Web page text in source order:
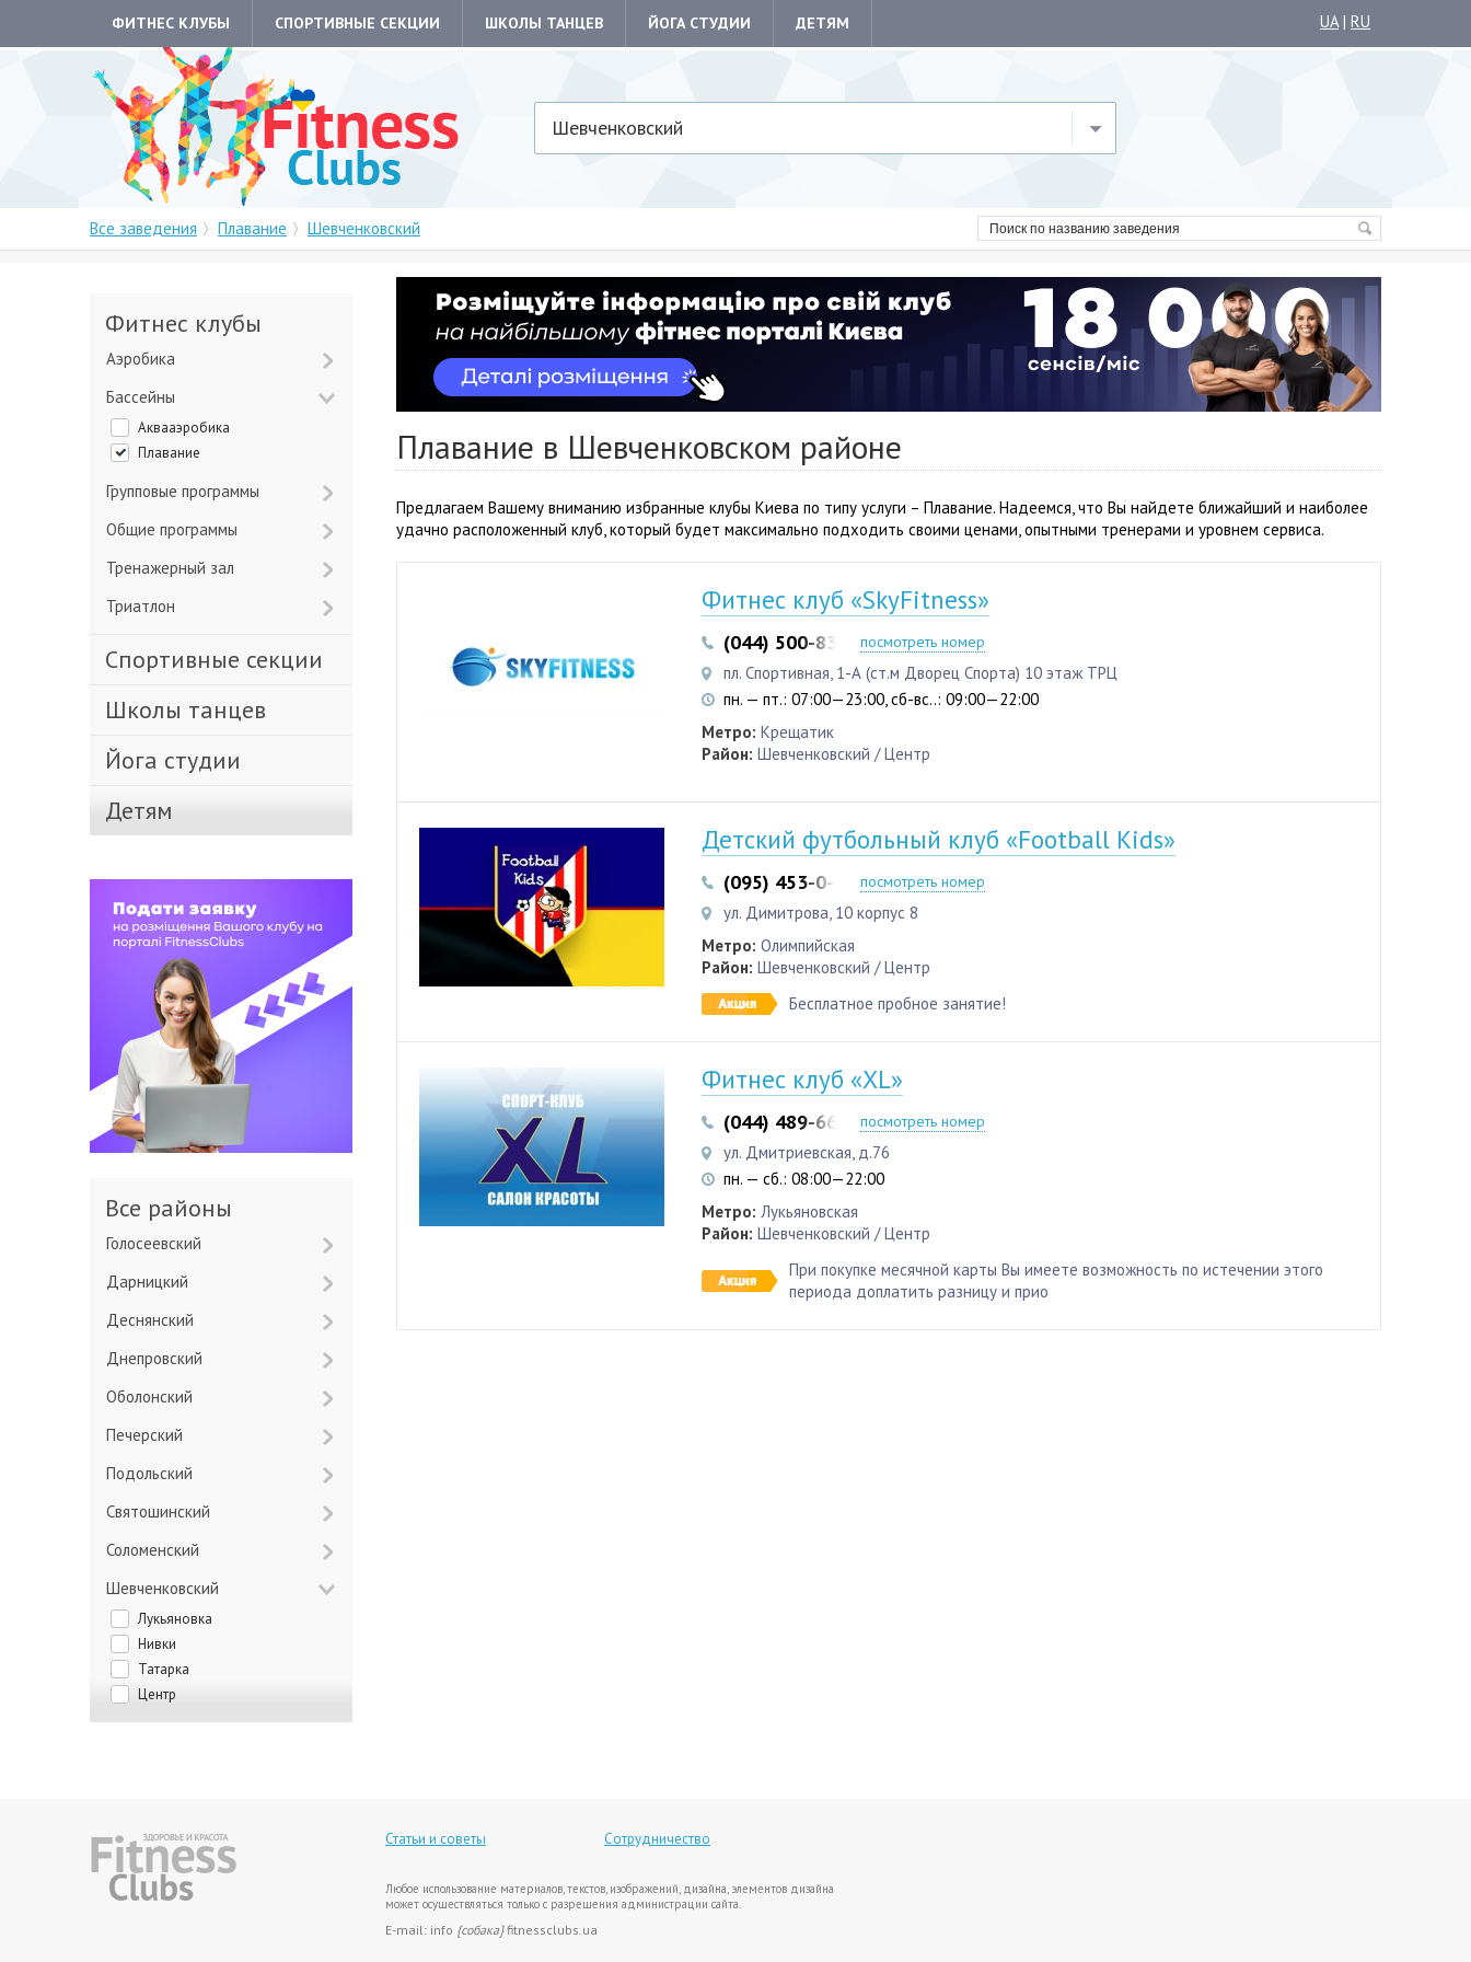
ФИТНЕС КЛУБЫ СПОРТИВНЫЕ СЕКЦИИ ШКОЛЫ ТАНЦЕВ ЙОГА СТУДИИ ДЕТЯМ UA| RU
Шевченковский
Все заведения Плавание Шевченковский
Плавание в Шевченковском районе
Предлагаем Вашему вниманию избранные клубы Киева по типу услуги – Плавание. Надеемся, что Вы найдете ближайший и наиболее
удачно расположенный клуб, который будет максимально подходить своими ценами, опытными тренерами и уровнем сервиса.
Фитнес клуб «SkyFitness»
(044) 500-83-38 (050) 337-88-94
посмотреть номер
пл. Спортивная, 1-А (ст.м Дворец Спорта) 10 этаж ТРЦ
пн. — пт.: 07:00—23:00, сб-вс..: 09:00—22:00
Метро: Крещатик
Район: Шевченковский / Центр
Детский футбольный клуб «Football Kids»
(095) 453-0-789 (093) 453-0-789
посмотреть номер
ул. Димитрова, 10 корпус 8
Метро: Олимпийская
Район: Шевченковский / Центр
Бесплатное пробное занятие!
Фитнес клуб «XL»
(044) 489-66-88 (044) 489-66-56
посмотреть номер
ул. Дмитриевская, д.76
пн. — сб.: 08:00—22:00
Метро: Лукьяновская
Район: Шевченковский / Центр
При покупке месячной карты Вы имеете возможность по истечении этого
периода доплатить разницу и прио
Фитнес клубы
Аэробика
Бассейны
Аквааэробика
Плавание
Групповые программы
Общие программы
Тренажерный зал
Триатлон
Спортивные секции
Школы танцев
Йога студии
Детям
Все районы
Голосеевский
Дарницкий
Деснянский
Днепровский
Оболонский
Печерский
Подольский
Святошинский
Соломенский
Шевченковский
Лукьяновка
Нивки
Татарка
Центр
Статьи и советы Сотрудничество
Любое использование материалов, текстов, изображений, дизайна, элементов дизайна
может осуществляться только с разрешения администрации сайта.
E-mail: info {собака}fitnessclubs.ua